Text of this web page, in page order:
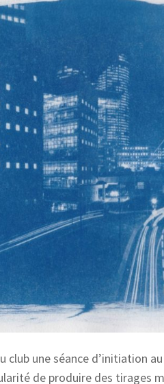
club une séance d’initiation
de produire des tirages